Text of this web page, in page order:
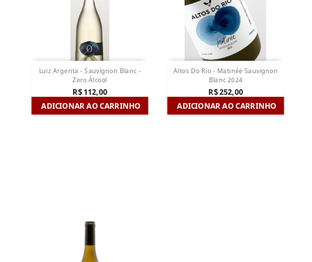
Luiz Argenta - Sauvignon Blanc -
Zero Álcool
R$ 112,00
ADICIONAR AO CARRINHO
Altos Do Rio - Matinée Sauvignon
Blanc 2024
R$ 252,00
ADICIONAR AO CARRINHO